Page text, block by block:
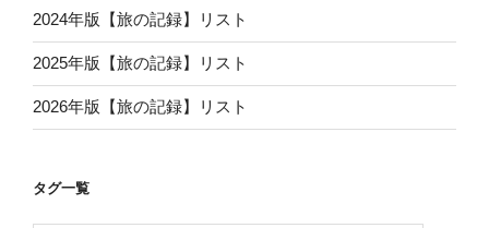
2024年版【旅の記録】リスト
2025年版【旅の記録】リスト
2026年版【旅の記録】リスト
タグ一覧